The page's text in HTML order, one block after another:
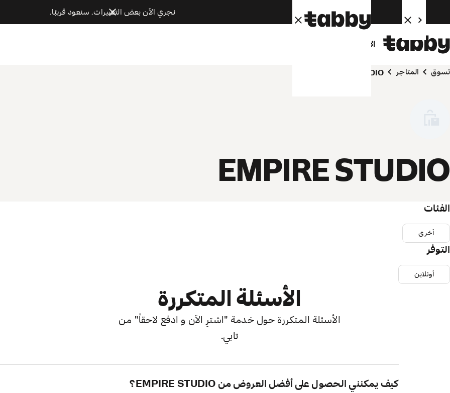
نجري الآن بعض التغييرات. سنعود قريبًا.
الأفراد
تسوق المتاجر EMPIRE STUDIO
EMPIRE STUDIO
الفئات
أخرى
التوفر
أونلاين
الأسئلة المتكررة
الأسئلة المتكررة حول خدمة "اشترِ الآن و ادفع لاحقاً" من
تابي.
كيف يمكنني الحصول على أفضل العروض من EMPIRE STUDIO؟